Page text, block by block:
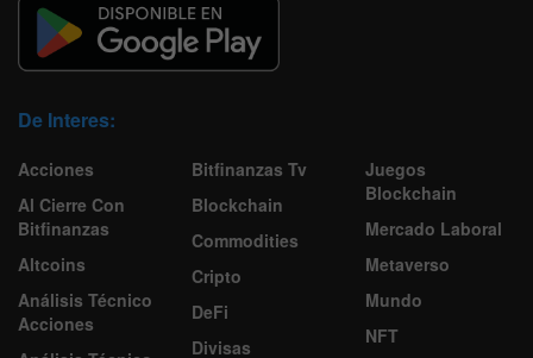
De Interes:
Acciones
Al Cierre Con
Bitfinanzas
Altcoins
Análisis Técnico
Acciones
Bitfinanzas Tv
Blockchain
Commodities
Cripto
DeFi
Divisas
Juegos
Blockchain
Mercado Laboral
Metaverso
Mundo
NFT